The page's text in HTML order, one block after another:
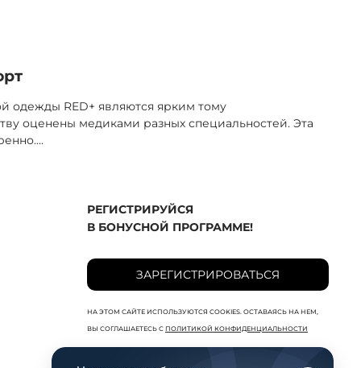
одежды RED+ являются ярким тому
оценены медиками разных специальностей. Эта
...
РЕГИСТРИРУЙСЯ
В БОНУСНОЙ ПРОГРАММЕ!
ЗАРЕГИСТРИРОВАТЬСЯ
НА ЭТОМ САЙТЕ ИСПОЛЬЗУЮТСЯ COOKIES. ОСТАВАЯСЬ НА НЕМ,
ВЫ СОГЛАШАЕТЕСЬ С ПОЛИТИКОЙ КОНФИДЕНЦИАЛЬНОСТИ